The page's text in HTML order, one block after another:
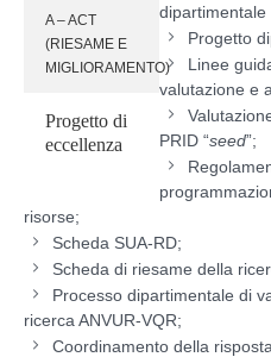
A – ACT
(RIESAME E
MIGLIORAMENTO)
Progetto di
eccellenza
dipartimentale
Progetto
Linee
valutazione e
PRID “seed”;
risorse;
Scheda SUA-RD;
Scheda di riesame della
Processo dipartimentale di
ricerca ANVUR-VQR;
Coordinamento della